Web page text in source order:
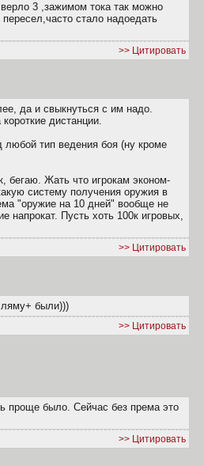
3 ,зажимом тока так можно
стало надоедать
>> Цитировать
да и свыкнуться с им надо.
дистанции.
тип ведения боя (ну кроме
бегаю. Жать что игрокам эконом-
систему получения оружия в
"оружие на 10 дней" вообще не
напрокат. Пусть хоть 100к игровых,
>> Цитировать
были)))
>> Цитировать
проще было. Сейчас без према это
>> Цитировать